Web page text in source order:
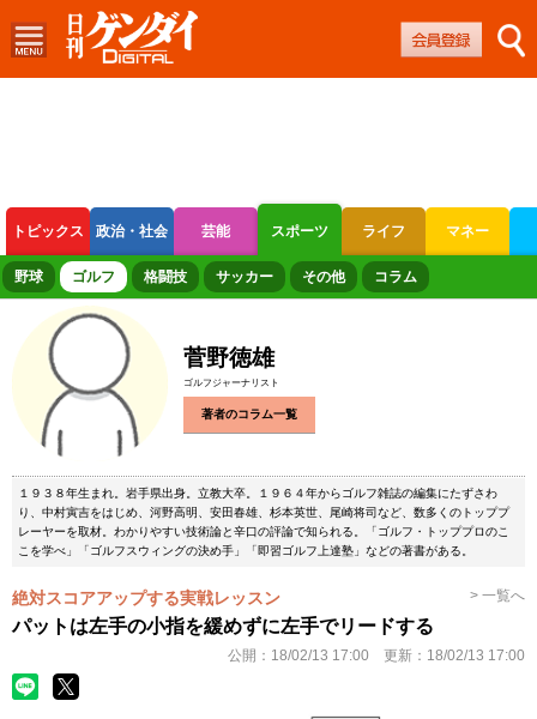
トピックス 政治・社会 芸能 スポーツ ライフ マネー
ボートレース 競輪 オートレース
野球 ゴルフ 格闘技 サッカー その他 コラム
菅野徳雄
ゴルフジャーナリスト
著者のコラム一覧
１９３８年生まれ。岩手県出身。立教大卒。１９６４年からゴルフ雑誌の編集にたずさわ
り、中村寅吉をはじめ、河野高明、安田春雄、杉本英世、尾崎将司など、数多くのトッププ
レーヤーを取材。わかりやすい技術論と辛口の評論で知られる。「ゴルフ・トッププロのこ
こを学べ」「ゴルフスウィングの決め手」「即習ゴルフ上達塾」などの著書がある。
絶対スコアアップする実戦レッスン > 一覧へ
パットは左手の小指を緩めずに左手でリードする
公開： 18/02/13 17:00 更新： 18/02/13 17:00